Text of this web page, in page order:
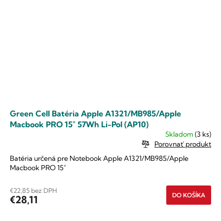
Green Cell Batéria Apple A1321/MB985/Apple
Macbook PRO 15" 57Wh Li-Pol (AP10)
Skladom (3 ks)
Porovnať produkt
€22,85 bez DPH
€28,11 DO KOŠÍKA
Batéria určená pre Notebook Apple A1321/MB985/Apple
Macbook PRO 15"